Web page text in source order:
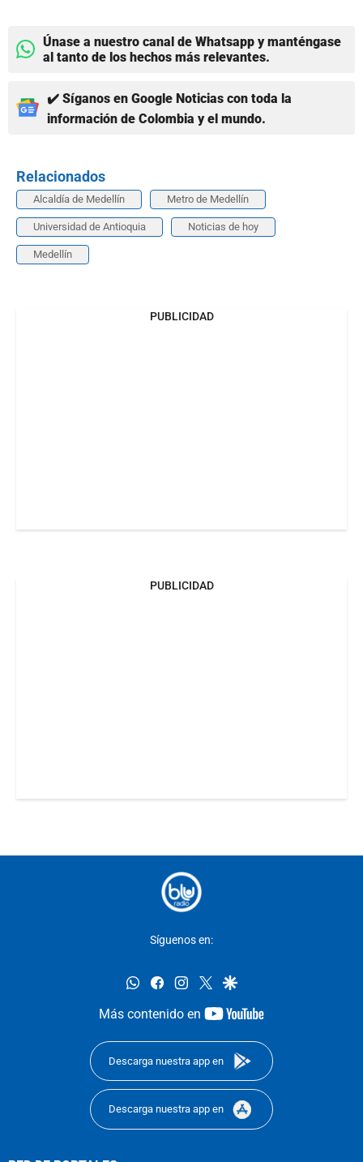
Únase a nuestro canal de Whatsapp y manténgase
al tanto de los hechos más relevantes.
✔️ Síganos en Google Noticias con toda la
información de Colombia y el mundo.
Relacionados
Alcaldía de Medellín Metro de Medellín
Universidad de Antioquia Noticias de hoy
Medellín
PUBLICIDAD
PUBLICIDAD
Síguenos en:
whatsappfacebookinstagram
twittergoogle
Más contenido en
youtube-
Descarga nuestra app en
Descarga nuestra app en